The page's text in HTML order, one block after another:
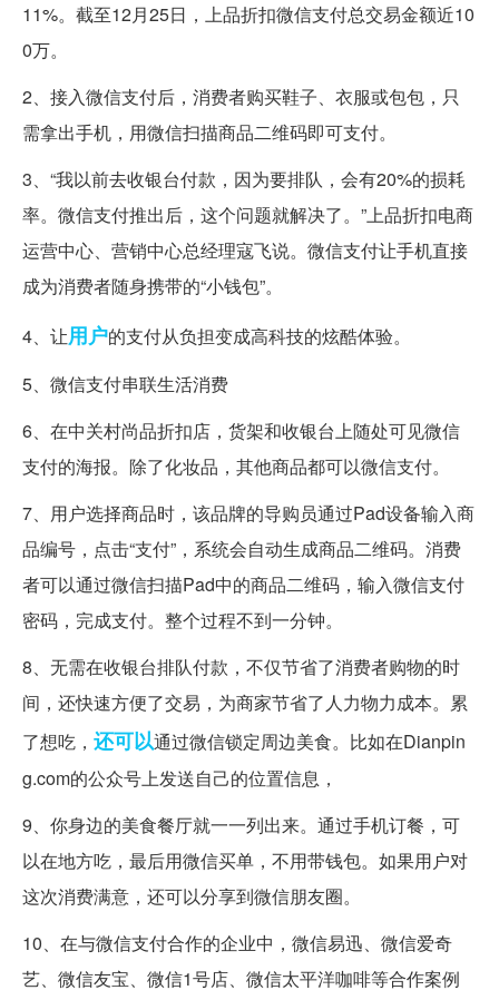
11%。截至12月25日，上品折扣微信支付总交易金额近10
0万。
2、接入微信支付后，消费者购买鞋子、衣服或包包，只
需拿出手机，用微信扫描商品二维码即可支付。
3、“我以前去收银台付款，因为要排队，会有20%的损耗
率。微信支付推出后，这个问题就解决了。”上品折扣电商
运营中心、营销中心总经理寇飞说。微信支付让手机直接
成为消费者随身携带的“小钱包”。
4、让用户的支付从负担变成高科技的炫酷体验。
5、微信支付串联生活消费
6、在中关村尚品折扣店，货架和收银台上随处可见微信
支付的海报。除了化妆品，其他商品都可以微信支付。
7、用户选择商品时，该品牌的导购员通过Pad设备输入商
品编号，点击“支付”，系统会自动生成商品二维码。消费
者可以通过微信扫描Pad中的商品二维码，输入微信支付
密码，完成支付。整个过程不到一分钟。
8、无需在收银台排队付款，不仅节省了消费者购物的时
间，还快速方便了交易，为商家节省了人力物力成本。累
了想吃， 还可以通过微信锁定周边美食。比如在Dianpin
g.com的公众号上发送自己的位置信息，
9、你身边的美食餐厅就一一列出来。通过手机订餐，可
以在地方吃，最后用微信买单，不用带钱包。如果用户对
这次消费满意，还可以分享到微信朋友圈。
10、在与微信支付合作的企业中，微信易迅、微信爱奇
艺、微信友宝、微信1号店、微信太平洋咖啡等合作案例